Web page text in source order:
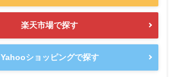
楽天市場で探す
Yahooショッピングで探す